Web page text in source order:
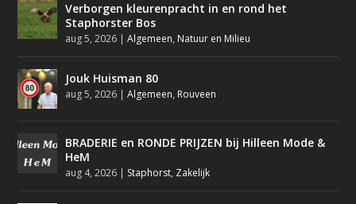
Verborgen kleurenpracht in en rond het
Staphorster Bos
aug 5, 2026 |Algemeen, Natuur en Milieu
Jouk Huisman 80
aug 5, 2026 |Algemeen, Rouveen
BRADERIE en RONDE PRIJZEN bij Hilleen Mode &
HeM
aug 4, 2026 | Staphorst, Zakelijk